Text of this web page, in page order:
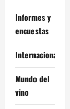
Informes y
encuestas
Internacional
Mundo del
vino